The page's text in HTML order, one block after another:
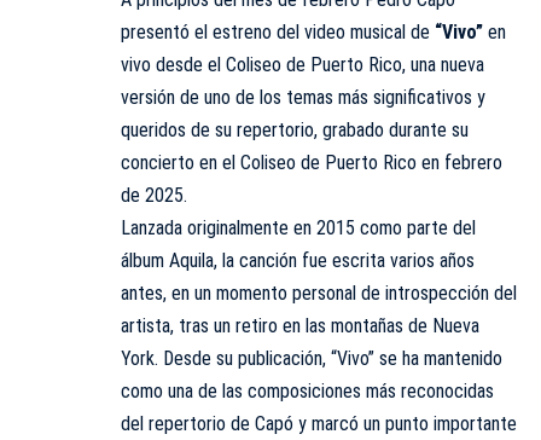
presentó el estreno del video musical de “Vivo” en
vivo desde el Coliseo de Puerto Rico, una nueva
versión de uno de los temas más significativos y
queridos de su repertorio, grabado durante su
concierto en el Coliseo de Puerto Rico en febrero
de 2025.
Lanzada originalmente en 2015 como parte del
álbum Aquila, la canción fue escrita varios años
antes, en un momento personal de introspección del
artista, tras un retiro en las montañas de Nueva
York. Desde su publicación, “Vivo” se ha mantenido
como una de las composiciones más reconocidas
del repertorio de Capó y marcó un punto importante